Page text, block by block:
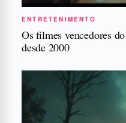
ENTRETENIMENTO
Os filmes vencedores
desde 2000